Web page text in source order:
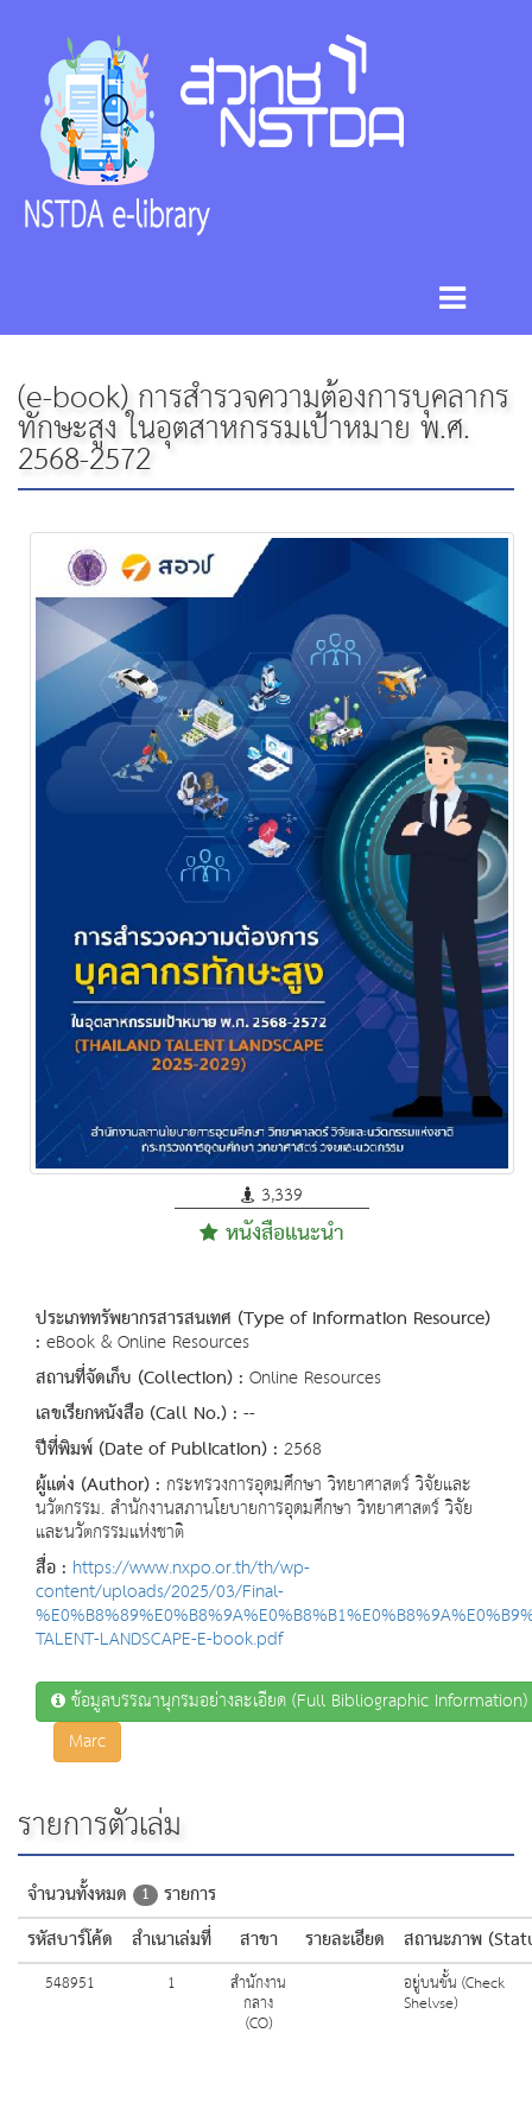
(e-book) การสำรวจความต้องการบุคลากร
ทักษะสูง ในอุตสาหกรรมเป้าหมาย พ.ศ.
2568-2572
3,339
หนังสือแนะนำ
ประเภททรัพยากรสารสนเทศ (Type of Information Resource)
: eBook & Online Resources
สถานที่จัดเก็บ (Collection) : Online Resources
เลขเรียกหนังสือ (Call No.) : --
ปีที่พิมพ์ (Date of Publication) : 2568
ผู้แต่ง (Author) : กระทรวงการอุดมศึกษา วิทยาศาสตร์ วิจัยและ
นวัตกรรม. สำนักงานสภานโยบายการอุดมศึกษา วิทยาศาสตร์ วิจัย
และนวัตกรรมแห่งชาติ
สื่อ : https://www.nxpo.or.th/th/wp-
content/uploads/2025/03/Final-
TALENT-LANDSCAPE-E-book.pdf
ข้อมูลบรรณานุกรมอย่างละเอียด (Full Bibliographic Information)
Marc
รายการตัวเล่ม
จำนวนทั้งหมด 1 รายการ
รหัสบาร์โค้ด
สำเนาเล่มที่ สาขา รายละเอียด สถานะภาพ
548951 1 สำนักงาน
กลาง
(CO)
อยู่บนชั้น (Check
Shelvse)